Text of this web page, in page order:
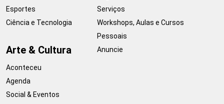
Esportes
Ciência e Tecnologia
Arte & Cultura
Aconteceu
Agenda
Social & Eventos
Serviços
Workshops, Aulas e Cursos
Pessoais
Anuncie